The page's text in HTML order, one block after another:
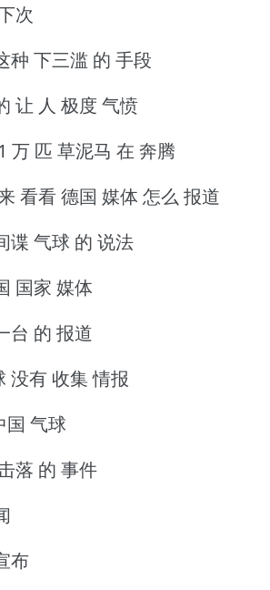
次
种 下三滥 的 手段
让 人 极度 气愤
万 匹 草泥马 在 奔腾
看看 德国 媒体 怎么 报道
谍 气球 的 说法
国家 媒体
台 的 报道
没有 收集 情报
国 气球
落 的 事件
布